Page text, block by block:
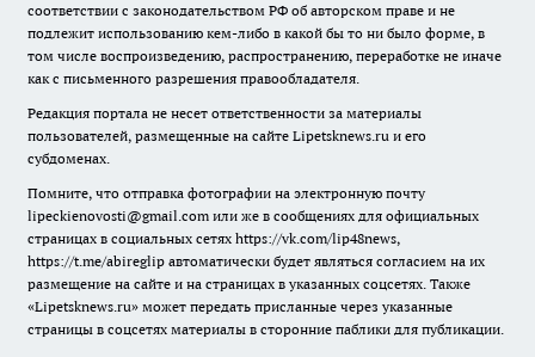
соответствии с законодательством РФ об авторском праве и не
подлежит использованию кем-либо в какой бы то ни было форме, в
том числе воспроизведению, распространению, переработке не иначе
как с письменного разрешения правообладателя.
Редакция портала не несет ответственности за материалы
пользователей, размещенные на сайте Lipetsknews.ru и его
субдоменах.
Помните, что отправка фотографии на электронную почту
lipeckienovosti@gmail.com или же в сообщениях для официальных
страницах в социальных сетях https://vk.com/lip48news,
https://t.me/abireglip автоматически будет являться согласием на их
размещение на сайте и на страницах в указанных соцсетях. Также
«Lipetsknews.ru» может передать присланные через указанные
страницы в соцсетях материалы в сторонние паблики для публикации.